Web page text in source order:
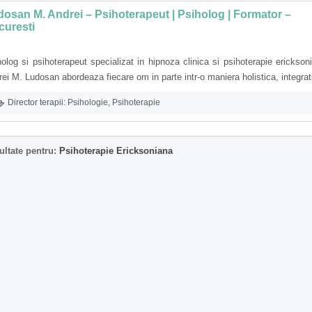
M. Andrei – Psihoterapeut | Psiholog | Formator –
si psihoterapeut specializat in hipnoza clinica si psihoterapie
M. Ludosan abordeaza fiecare om in parte intr-o maniera holistica,
Director terapii: Psihologie, Psihoterapie
pentru: Psihoterapie Ericksoniana